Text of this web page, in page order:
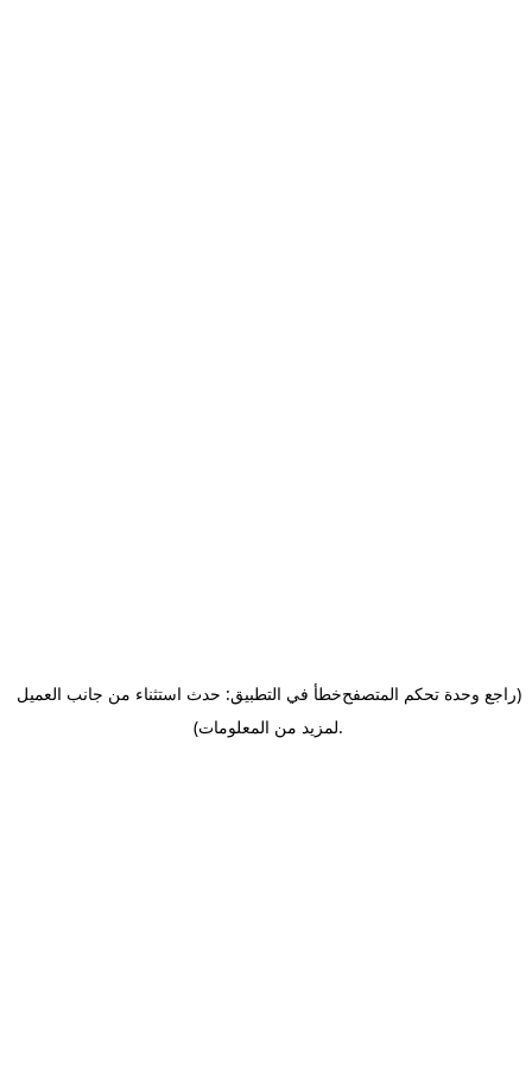
خطأ في التطبيق: حدث استثناء من جانب العميل(راجع وحدة تحكم المتصفح
لمزيد من المعلومات).